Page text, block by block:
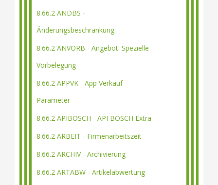
8.66.2 ANDBS -
Änderungsbeschränkung
8.66.2 ANVORB - Angebot: Spezielle
Vorbelegung
8.66.2 APPVK - App Verkauf
Parameter
8.66.2 APIBOSCH - API BOSCH Extra
8.66.2 ARBEIT - Firmenarbeitszeit
8.66.2 ARCHIV - Archivierung
8.66.2 ARTABW - Artikelabwertung